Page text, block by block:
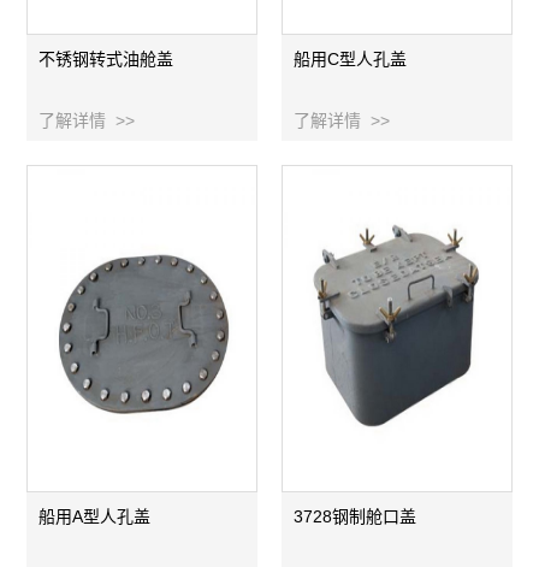
不锈钢转式油舱盖
了解详情 >>
船用C型人孔盖
了解详情 >>
船用A型人孔盖 3728钢制舱口盖